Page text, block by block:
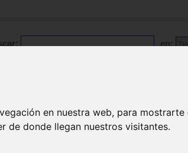
en nuestra web, para
de donde llegan nuestros visitantes.
en: